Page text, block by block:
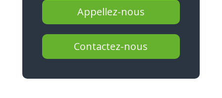
Appellez-nous
Contactez-nous